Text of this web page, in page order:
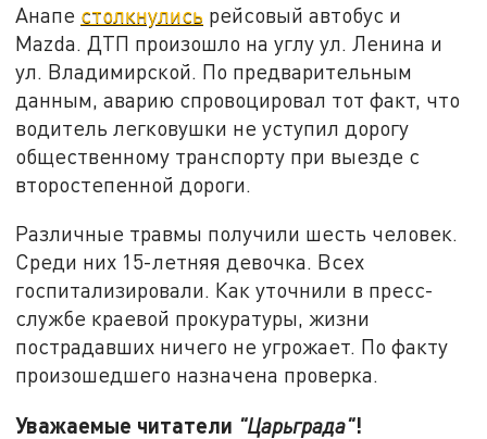
Анапе столкнулись рейсовый автобус и
Mazda. ДТП произошло на углу ул. Ленина и
ул. Владимирской. По предварительным
данным, аварию спровоцировал тот факт, что
водитель легковушки не уступил дорогу
общественному транспорту при выезде с
второстепенной дороги.
Различные травмы получили шесть человек.
Среди них 15-летняя девочка. Всех
госпитализировали. Как уточнили в пресс-
службе краевой прокуратуры, жизни
пострадавших ничего не угрожает. По факту
произошедшего назначена проверка.
Уважаемые читатели "Царьграда"!